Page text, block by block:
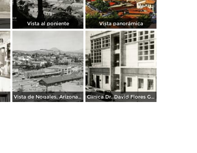
Vista al poniente Vista panorámica
Vista de Nogales, Arizona, desde Nogales, Sonora Clínica Dr. David Flores Guerra